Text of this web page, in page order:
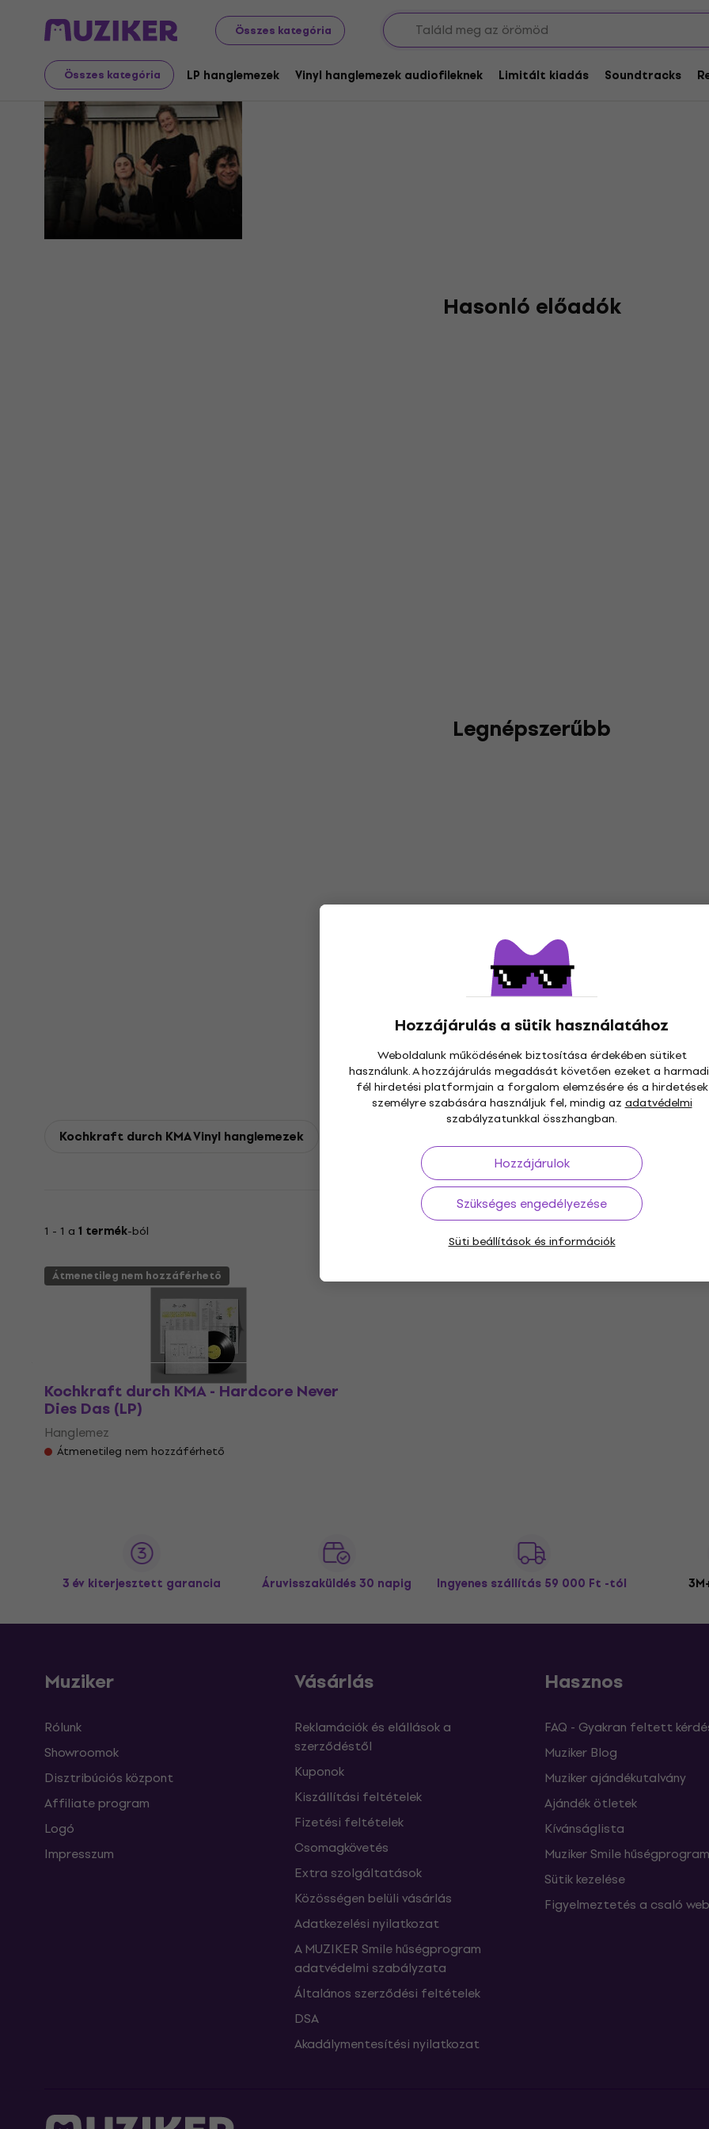
Összes kategória
Összes kategória LP hanglemezek Vinyl hanglemezek audiofileknek Limitált kiadás Soundtracks
Hozzájárulás a sütik használatához
Weboldalunk működésének biztosítása érdekében sütiket
használunk. A hozzájárulás megadását követően ezeket a
fél hirdetési platformjain a forgalom elemzésére és a hirdetések
személyre szabására használjuk fel, mindig az adatvédelmi
szabályzatunkkal összhangban.
Hozzájárulok
Szükséges engedélyezése
Süti beállítások és információk
Kochkraft durch KMA
Hasonló előadók
Legnépszerűbb
Kochkraft durch KMA Vinyl hanglemezek
1 - 1 a 1 termék-ból
Átmenetileg nem hozzáférhető
Kochkraft durch KMA - Hardcore Never
Dies Das (LP)
Hanglemez
Átmenetileg nem hozzáférhető
3 év kiterjesztett garancia Áruvisszaküldés 30 napig Ingyenes szállítás 59 000 Ft -tól
Muziker
Rólunk
Showroomok
Disztribúciós központ
Affiliate program
Logó
Impresszum
Vásárlás
Reklamációk és elállások a
szerződéstől
Kuponok
Kiszállítási feltételek
Fizetési feltételek
Csomagkövetés
Extra szolgáltatások
Közösségen belüli vásárlás
Adatkezelési nyilatkozat
A MUZIKER Smile hűségprogram
adatvédelmi szabályzata
Általános szerződési feltételek
DSA
Akadálymentesítési nyilatkozat
Hasznos
FAQ - Gyakran feltett
Muziker Blog
Muziker ajándékutalvány
Ajándék ötletek
Kívánságlista
Muziker Smile hűségprogram
Sütik kezelése
Figyelmeztetés a csaló